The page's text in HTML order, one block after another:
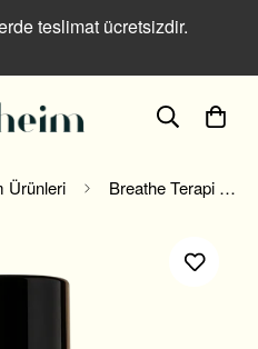
teslimat ücretsizdir.
Ürünleri Breathe Terapi Roll